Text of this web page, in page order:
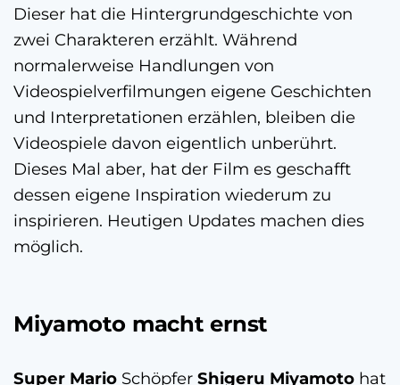
Dieser hat die Hintergrundgeschichte von
zwei Charakteren erzählt. Während
normalerweise Handlungen von
Videospielverfilmungen eigene Geschichten
und Interpretationen erzählen, bleiben die
Videospiele davon eigentlich unberührt.
Dieses Mal aber, hat der Film es geschafft
dessen eigene Inspiration wiederum zu
inspirieren. Heutigen Updates machen dies
möglich.
Miyamoto macht ernst
Super Mario Schöpfer Shigeru Miyamoto hat